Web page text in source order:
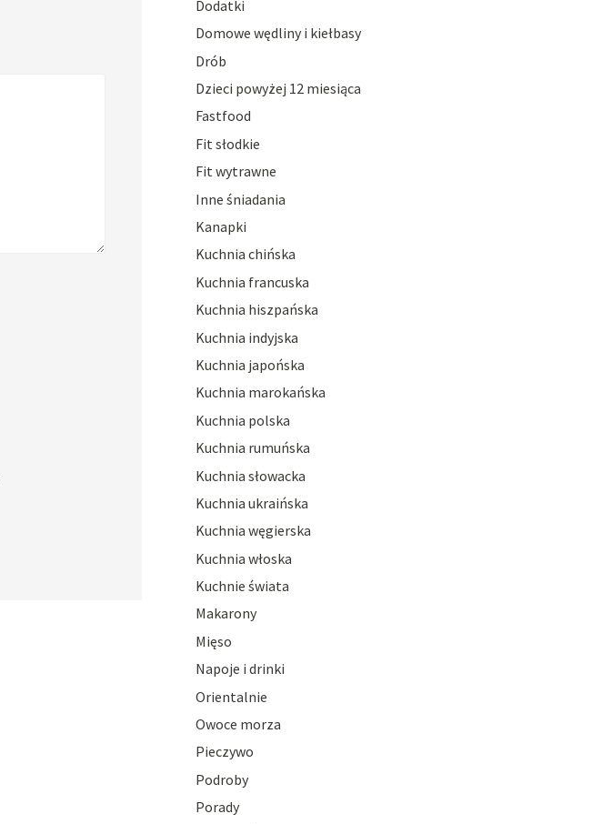
Dodatki
Domowe wędliny i kiełbasy
Drób
Dzieci powyżej 12 miesiąca
Fastfood
Fit słodkie
Fit wytrawne
Inne śniadania
Kanapki
Kuchnia chińska
Kuchnia francuska
Kuchnia hiszpańska
Kuchnia indyjska
Kuchnia japońska
Kuchnia marokańska
Kuchnia polska
Kuchnia rumuńska
Kuchnia słowacka
Kuchnia ukraińska
Kuchnia węgierska
Kuchnia włoska
Kuchnie świata
Makarony
Mięso
Napoje i drinki
Orientalnie
Owoce morza
Pieczywo
Podroby
Porady